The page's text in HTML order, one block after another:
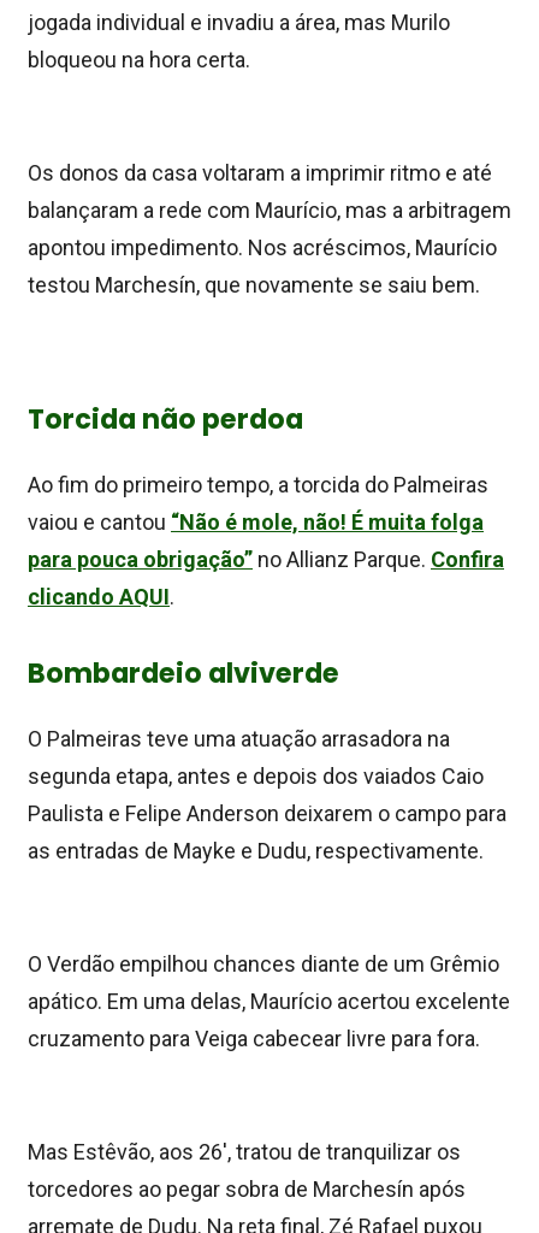
jogada individual e invadiu a área, mas Murilo
bloqueou na hora certa.
Os donos da casa voltaram a imprimir ritmo e até
balançaram a rede com Maurício, mas a arbitragem
apontou impedimento. Nos acréscimos, Maurício
testou Marchesín, que novamente se saiu bem.
Torcida não perdoa
Ao fim do primeiro tempo, a torcida do Palmeiras
vaiou e cantou “Não é mole, não! É muita folga
para pouca obrigação” no Allianz Parque. Confira
clicando AQUI.
Bombardeio alviverde
O Palmeiras teve uma atuação arrasadora na
segunda etapa, antes e depois dos vaiados Caio
Paulista e Felipe Anderson deixarem o campo para
as entradas de Mayke e Dudu, respectivamente.
O Verdão empilhou chances diante de um Grêmio
apático. Em uma delas, Maurício acertou excelente
cruzamento para Veiga cabecear livre para fora.
Mas Estêvão, aos 26′, tratou de tranquilizar os
torcedores ao pegar sobra de Marchesín após
arremate de Dudu. Na reta final, Zé Rafael puxou